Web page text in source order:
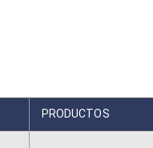
PRODUCTOS